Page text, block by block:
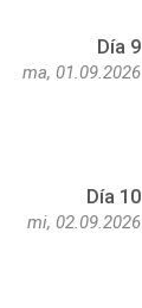
Día 9
ma, 01.09.2026
Día 10
mi, 02.09.2026